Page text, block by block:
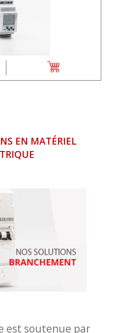
EN MATÉRIEL
est soutenue par